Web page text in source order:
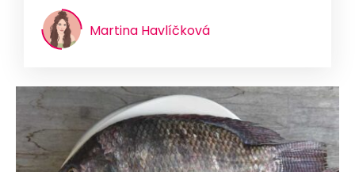
Martina Havlíčková